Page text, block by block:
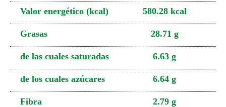
Valor energético (kcal) 580.28 kcal
Grasas 28.71 g
de las cuales saturadas 6.63 g
de los cuales azúcares 6.64 g
Fibra 2.79 g